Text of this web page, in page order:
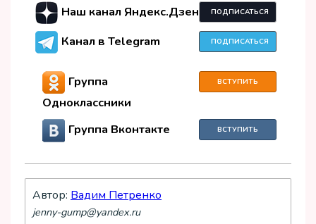
Наш канал Яндекс.Дзен
ПОДПИСАТЬСЯ
Канал в Telegram ПОДПИСАТЬСЯ
Группа
Одноклассники
ВСТУПИТЬ
Группа Вконтакте ВСТУПИТЬ
Автор: Вадим Петренко
jenny-gump@yandex.ru